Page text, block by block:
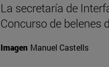
La secretaría de
Concurso de belenes
Imagen Manuel Castells